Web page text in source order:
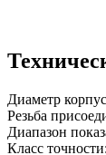
Диаметр
Резьба
Диапазон
Класс